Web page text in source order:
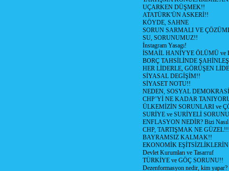
UÇARKEN DÜŞMEK!!
ATATÜRK'ÜN ASKERİ!!
KÖYDE, SAHNE
SORUN SARMALI VE
SU, SORUNUMUZ!!
İnstagram Yasagı!
İSMAİL HANİYYE ÖLÜMÜ ve
BORÇ TAHSİLİNDE
HER LİDERLE, GÖRÜŞEN
SİYASAL DEGİŞİM!!
SİYASET NOTU!!
NEDEN, SOSYAL
CHP’Yİ NE KADAR
ÜLKEMİZİN SORUNLARI ve
SURİYE ve SURİYELİ
ENFLASYON NEDİR? Bizi
CHP, TARTIŞMAK NE
BAYRAMSIZ KALMAK!!
EKONOMİK
Devlet Kurumları ve Tasarruf
TÜRKİYE ve GÖÇ SORUNU!!
Dezenformasyon nedir, kim yapar?